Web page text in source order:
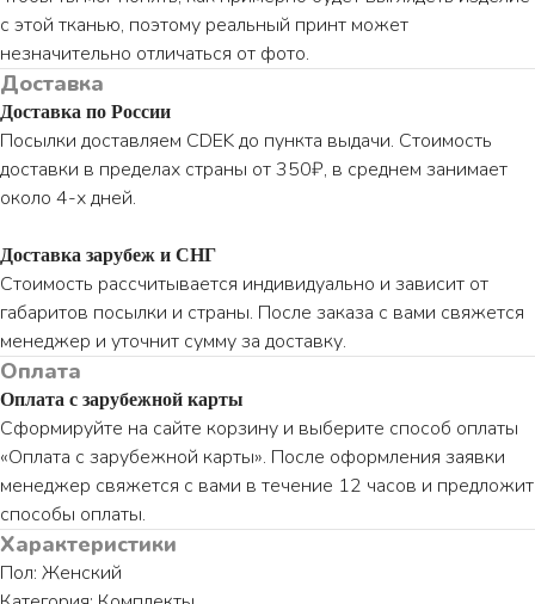
с этой тканью, поэтому реальный принт может
незначительно отличаться от фото.
Доставка
Доставка по России
Посылки доставляем CDEK до пункта выдачи. Стоимость
доставки в пределах страны от 350₽, в среднем занимает
около 4-х дней.
Доставка зарубеж и СНГ
Стоимость рассчитывается индивидуально и зависит от
габаритов посылки и страны. После заказа с вами свяжется
менеджер и уточнит сумму за доставку.
Оплата
Оплата с зарубежной карты
Сформируйте на сайте корзину и выберите способ оплаты
«Оплата с зарубежной карты». После оформления заявки
менеджер свяжется с вами в течение 12 часов и предложит
способы оплаты.
Характеристики
Пол: Женский